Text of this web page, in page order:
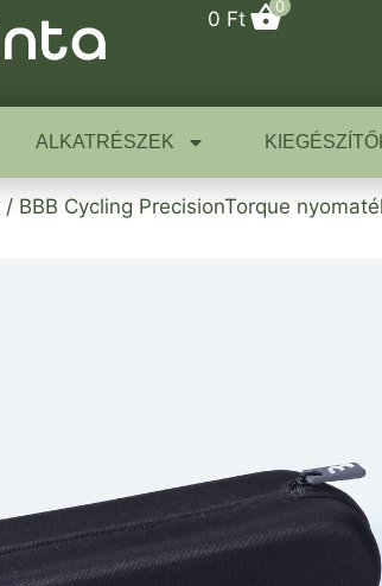
0 Ft
0
ALKATRÉSZEK
/ BBB Cycling PrecisionTorque